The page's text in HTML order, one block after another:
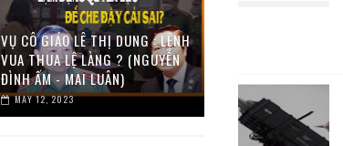
VỤ CÔ GIÁO LÊ THỊ DUNG : LỆNH
VUA THUA LỆ LÀNG ? (NGUYỄN
ĐÌNH ẤM - MAI LUÂN)
MAY 12, 2023